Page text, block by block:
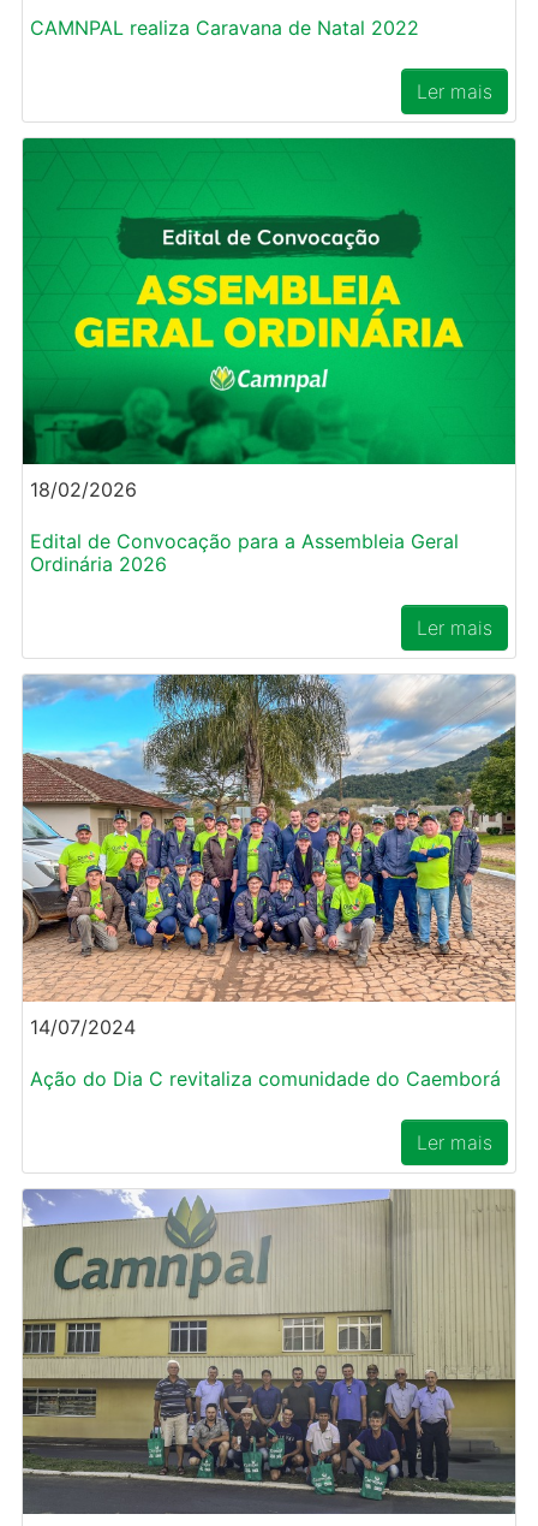
CAMNPAL realiza Caravana de Natal 2022
Ler mais
18/02/2026
Edital de Convocação para a Assembleia Geral
Ordinária 2026
Ler mais
14/07/2024
Ação do Dia C revitaliza comunidade do Caemborá
Ler mais